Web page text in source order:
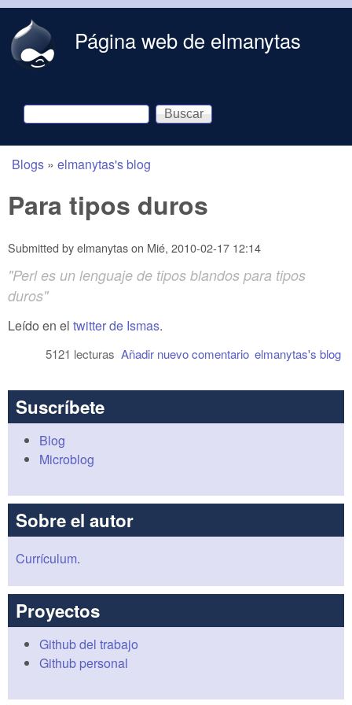
Página web de elmanytas
Formulario de búsqueda
Buscar
You are here
Blogs » elmanytas's blog
Para tipos duros
Submitted byelmanytason Mié, 2010-02-17 12:14
"Perl es un lenguaje de tipos blandos para tipos
duros"
Leído en el twitter de Ismas.
elmanytas's blog
Añadir nuevo comentario
5121 lecturas
Suscríbete
Blog
Microblog
Sobre el autor
Currículum.
Proyectos
Github del trabajo
Github personal